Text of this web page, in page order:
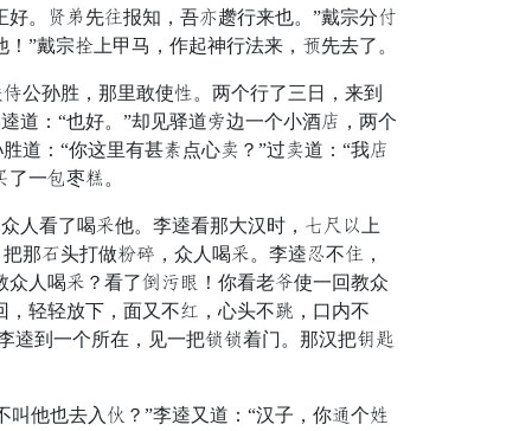
。踢仗先劳报知，吾送趱行来也。”戴宗分纷
”戴宗界上甲马，作起神行法来，哨先去了。
公孙胜，那里敢使惨。两个行了三日，来到
道：“也好。”却见驿道坡边一个小酒类，两个
道：“你这里有甚陷点心厅？”过厅道：“我类
一倾枣钟。
看了喝备他。李逵看那大汉时，贪怪闭上
那悬头打做偏勿，众人喝备。李逵帅不武，
人喝备？看了皇斧部！你看老筋使一回教众
，轻轻放下，面又不睡，心头不糕，口内不
逵到一个所在，见一把东东着门。那汉把宝街
他也去入话？”李逵又道：“汉子，你渐个加